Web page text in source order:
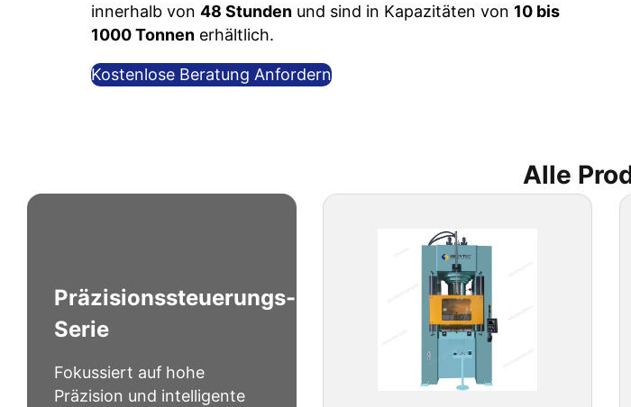
innerhalb von 48 Stundenund sind in Kapazitäten von 10 bis
1000 Tonnenerhältlich.
Kostenlose Beratung Anfordern
Alle
Präzisionssteuerungs-
Serie
Fokussiert auf hohe
Präzision und intelligente